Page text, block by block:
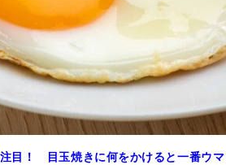
目！ 目玉焼きに何をかけると一番ウマ